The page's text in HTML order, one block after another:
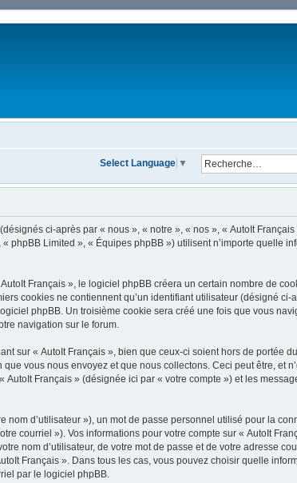
Select Language ▼
ci-après par « nous », « notre », « nos », « AutoIt
Limited », « Équipes phpBB ») utilisent n’importe quelle
Français », le logiciel phpBB créera un certain nombre de
cookies ne contiennent qu’un identifiant utilisateur (désigné
phpBB. Un troisième cookie sera créé une fois que vous
navigation sur le forum.
sur « AutoIt Français », bien que ceux-ci soient hors de portée
vous nous envoyez et que nous collectons. Ceci peut être, et
Français » (désignée ici par « votre compte ») et les
d’utilisateur »), un mot de passe personnel utilisé pour la
courriel »). Vos informations pour votre compte sur « AutoIt
nom d’utilisateur, de votre mot de passe et de votre adresse
Français ». Dans tous les cas, vous pouvez choisir quelle
par le logiciel phpBB.